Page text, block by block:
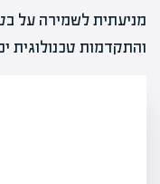
מניעתית לשמירה על
והתקדמות טכנולוגית